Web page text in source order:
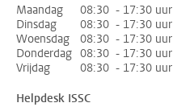
Maandag
08:30 - 17:30 uur
Dinsdag
08:30 - 17:30 uur
Woensdag
08:30 - 17:30 uur
Donderdag 08:30 - 17:30 uur
Vrijdag
08:30 - 17:30 uur
Helpdesk ISSC